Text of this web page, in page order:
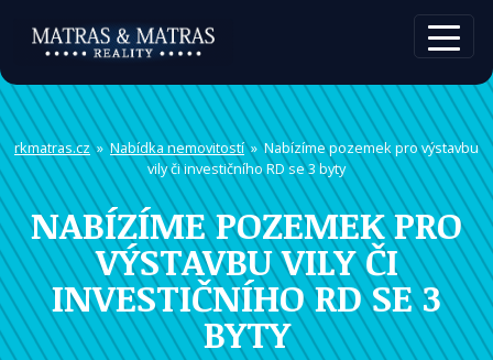
rkmatras.cz»Nabídka nemovitostí» Nabízíme pozemek pro výstavbu
vily či investičního RD se 3 byty
NABÍZÍME POZEMEK PRO
VÝSTAVBU VILY ČI
INVESTIČNÍHO RD SE 3
BYTY